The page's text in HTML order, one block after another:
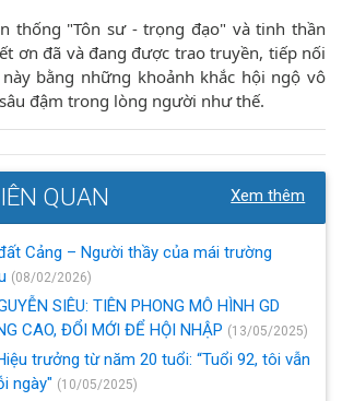
thống "Tôn sư - trọng đạo" và tinh thần
ơn đã và đang được trao truyền, tiếp nối
bằng những khoảnh khắc hội ngộ vô
đậm trong lòng người như thế.
QUAN Xem thêm
Cảng – Người thầy của mái trường
(08/02/2026)
SIÊU: TIÊN PHONG MÔ HÌNH GD
CAO, ĐỔI MỚI ĐỂ HỘI NHẬP (13/05/2025)
trưởng từ năm 20 tuổi: “Tuổi 92, tôi vẫn
ngày" (10/05/2025)